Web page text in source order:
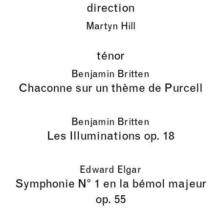
direction
Martyn Hill
ténor
Benjamin Britten
Chaconne sur un thème de Purcell
Benjamin Britten
Les Illuminations op. 18
Edward Elgar
Symphonie N° 1 en la bémol majeur
op. 55